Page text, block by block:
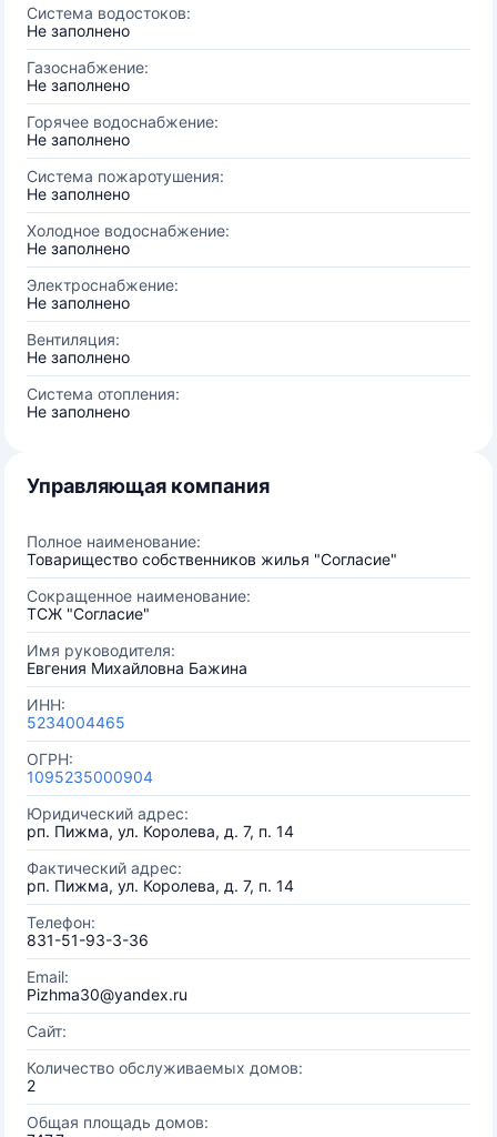
Система водостоков:
Не заполнено
Газоснабжение:
Не заполнено
Горячее водоснабжение:
Не заполнено
Система пожаротушения:
Не заполнено
Холодное водоснабжение:
Не заполнено
Электроснабжение:
Не заполнено
Вентиляция:
Не заполнено
Система отопления:
Не заполнено
Управляющая компания
Полное наименование:
Товарищество собственников жилья "Согласие"
Сокращенное наименование:
ТСЖ "Согласие"
Имя руководителя:
Евгения Михайловна Бажина
ИНН:
5234004465
ОГРН:
1095235000904
Юридический адрес:
рп. Пижма, ул. Королева, д. 7, п. 14
Фактический адрес:
рп. Пижма, ул. Королева, д. 7, п. 14
Телефон:
831-51-93-3-36
Email:
Pizhma30@yandex.ru
Сайт:
Количество обслуживаемых домов:
2
Общая площадь домов: